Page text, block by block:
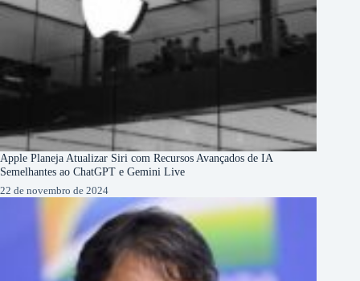
Apple Planeja Atualizar Siri com Recursos Avançados de IA
Semelhantes ao ChatGPT e Gemini Live
22 de novembro de 2024